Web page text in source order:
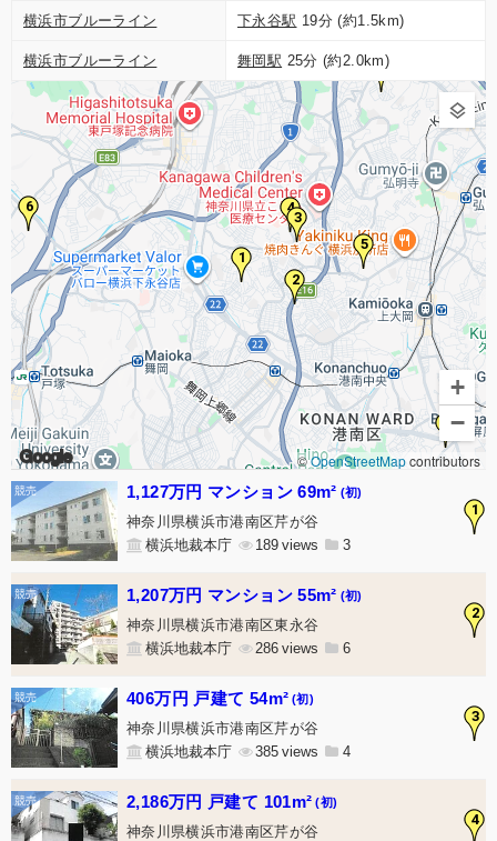
横浜市ブルーライン 下永谷駅 19分 (約1.5km)
横浜市ブルーライン 舞岡駅 25分 (約2.0km)
1
2
3
4
5
6
7
Google
+
−
©OpenStreetMapcontributors
1
1,127万円 マンション 69m² (初)
神奈川県横浜市港南区芹が谷
横浜地裁本庁
189 3
2
1,207万円 マンション 55m² (初)
神奈川県横浜市港南区東永谷
横浜地裁本庁
286 6
3
406万円 戸建て 54m² (初)
神奈川県横浜市港南区芹が谷
横浜地裁本庁
385 4
4
2,186万円 戸建て 101m² (初)
神奈川県横浜市港南区芹が谷